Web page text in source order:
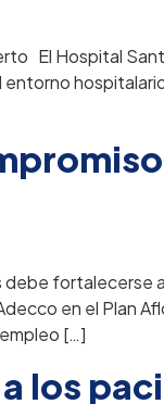
El Hospital
fortalecerse
en el Plan
[…]
los